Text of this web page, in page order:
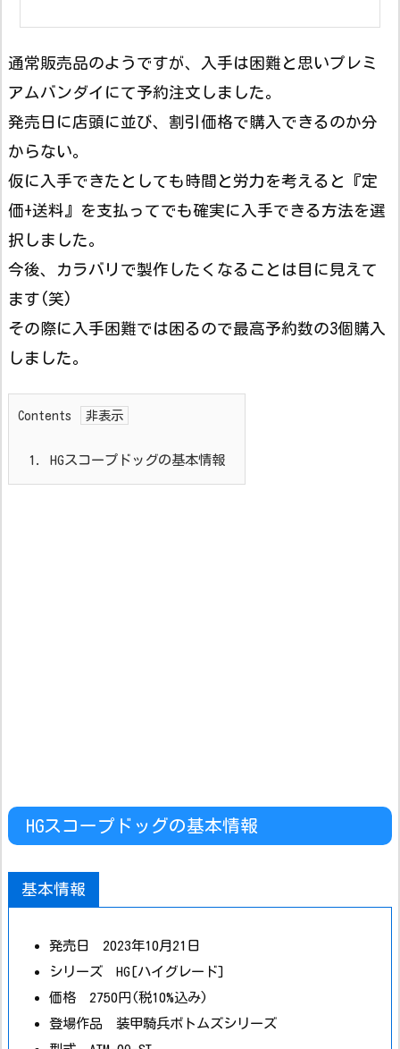
通常販売品のようですが、入手は困難と思いプレミ
アムバンダイにて予約注文しました。
発売日に店頭に並び、割引価格で購入できるのか分
からない。
仮に入手できたとしても時間と労力を考えると『定
価+送料』を支払ってでも確実に入手できる方法を選
択しました。
今後、カラバリで製作したくなることは目に見えて
ます(笑)
その際に入手困難では困るので最高予約数の3個購入
しました。
Contents
1. HGスコープドッグの基本情報
HGスコープドッグの基本情報
基本情報
発売日 2023年10月21日
シリーズ HG[ハイグレード]
価格 2750円(税10%込み)
登場作品 装甲騎兵ボトムズシリーズ